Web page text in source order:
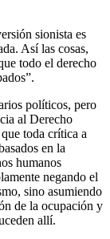
sionista es
Así las cosas,
todo el derecho
políticos, pero
al Derecho
toda crítica a
en la
humanos
negando el
sino asumiendo
de la ocupación y
allí.